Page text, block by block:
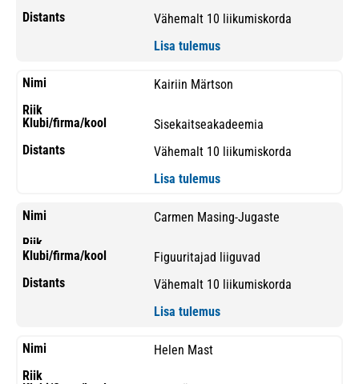
Vähemalt 10 liikumiskorda
Lisa tulemus
Kairiin Märtson
Sisekaitseakadeemia
Vähemalt 10 liikumiskorda
Lisa tulemus
Carmen Masing-Jugaste
Figuuritajad liiguvad
Vähemalt 10 liikumiskorda
Lisa tulemus
Helen Mast